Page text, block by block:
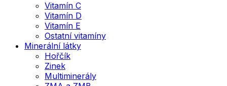
Vitamín C
Vitamín D
Vitamín E
Ostatní vitamíny
Minerální látky
Hořčík
Zinek
Multiminerály